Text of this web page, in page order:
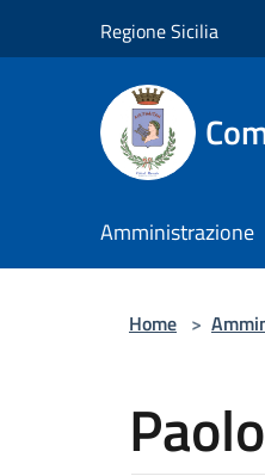
Regione Sicilia
Amministrazione
Home >